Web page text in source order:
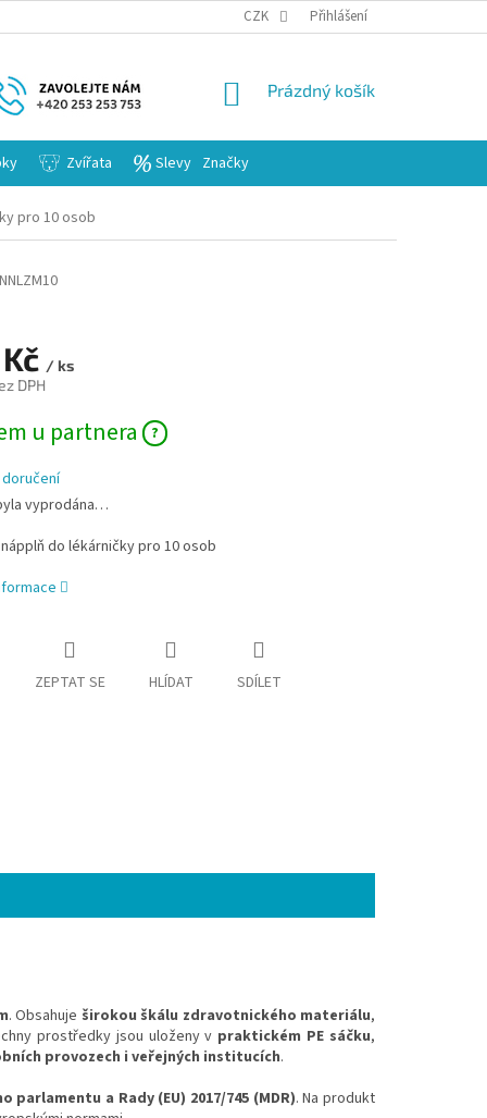
CZK Přihlášení
NÁKUPNÍ
Prázdný košík
Zvířata Slevy Značky
pro 10 osob
/ ks
DPH
u partnera
vyprodána…
do lékárničky pro 10 osob
ZEPTAT SE HLÍDAT SDÍLET
. Obsahuje širokou škálu zdravotnického materiálu,
prostředky jsou uloženy v praktickém PE sáčku,
provozech i veřejných institucích.
parlamentu a Rady (EU) 2017/745 (MDR). Na produkt